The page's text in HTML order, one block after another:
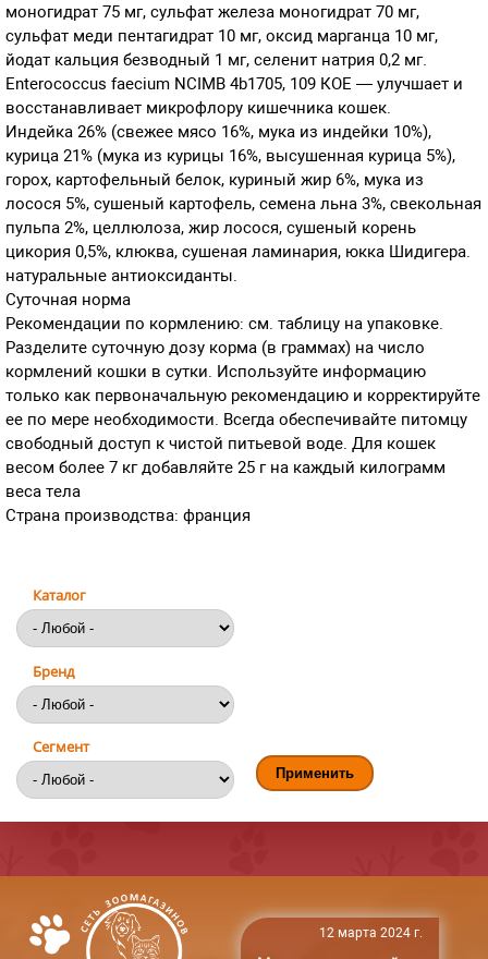
моногидрат 75 мг, сульфат железа моногидрат 70 мг,
сульфат меди пентагидрат 10 мг, оксид марганца 10 мг,
йодат кальция безводный 1 мг, селенит натрия 0,2 мг.
Enterococcus faecium NCIMB 4b1705, 109 КОЕ — улучшает и
восстанавливает микрофлору кишечника кошек.
Индейка 26% (свежее мясо 16%, мука из индейки 10%),
курица 21% (мука из курицы 16%, высушенная курица 5%),
горох, картофельный белок, куриный жир 6%, мука из
лосося 5%, сушеный картофель, семена льна 3%, свекольная
пульпа 2%, целлюлоза, жир лосося, сушеный корень
цикория 0,5%, клюква, сушеная ламинария, юкка Шидигера.
натуральные антиоксиданты.
Суточная норма
Рекомендации по кормлению: см. таблицу на упаковке.
Разделите суточную дозу корма (в граммах) на число
кормлений кошки в сутки. Используйте информацию
только как первоначальную рекомендацию и корректируйте
ее по мере необходимости. Всегда обеспечивайте питомцу
свободный доступ к чистой питьевой воде. Для кошек
весом более 7 кг добавляйте 25 г на каждый килограмм
веса тела
Страна производства: франция
Каталог
Бренд
Сегмент
12 марта 2024 г.